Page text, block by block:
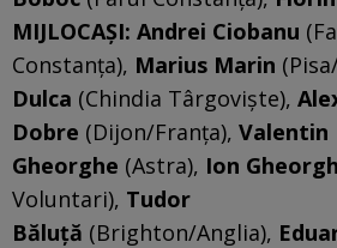
MIJLOCAȘI: Andrei Ciobanu
Constanța), Marius Marin
Dulca (Chindia Târgoviște),
Dobre (Dijon/Franța), Valentin
Gheorghe (Astra), Ion
Voluntari), Tudor
Băluță (Brighton/Anglia),